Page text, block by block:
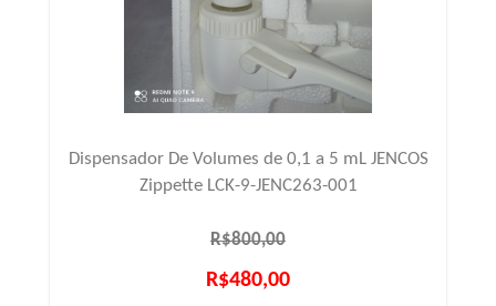
Dispensador De Volumes de 0,1 a 5 mL JENCOS
Zippette LCK-9-JENC263-001
R$800,00
R$480,00